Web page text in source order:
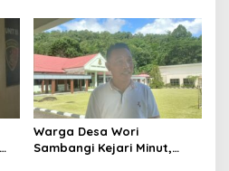
Warga Desa Wori
Sambangi Kejari Minut,